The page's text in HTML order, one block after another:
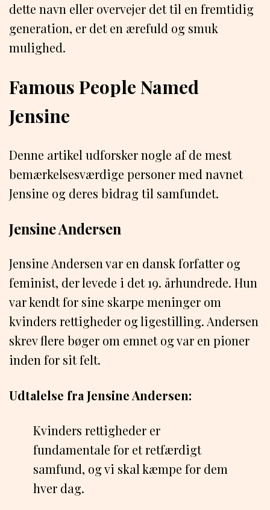
dette navn eller overvejer det til en fremtidig
generation, er det en ærefuld og smuk
mulighed.
Famous People Named
Jensine
Denne artikel udforsker nogle af de mest
bemærkelsesværdige personer med navnet
Jensine og deres bidrag til samfundet.
Jensine Andersen
Jensine Andersen var en dansk forfatter og
feminist, der levede i det 19. århundrede. Hun
var kendt for sine skarpe meninger om
kvinders rettigheder og ligestilling. Andersen
skrev flere bøger om emnet og var en pioner
inden for sit felt.
Udtalelse fra Jensine Andersen:
Kvinders rettigheder er
fundamentale for et retfærdigt
samfund, og vi skal kæmpe for dem
hver dag.